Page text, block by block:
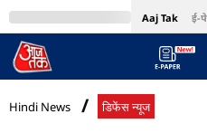
Aaj Tak ई-
MumbaiTak Cosmopolitan
Hindi News डिफेंस न्यूज